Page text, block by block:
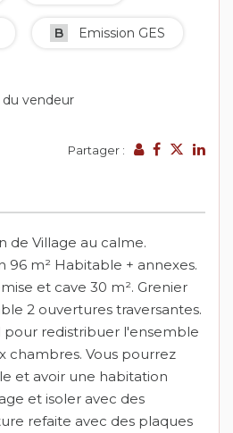
B Emission GES
du vendeur
Partager :
de Village au calme.
96 m² Habitable + annexes.
et cave 30 m². Grenier
2 ouvertures traversantes.
pour redistribuer l'ensemble
chambres. Vous pourrez
et avoir une habitation
et isoler avec des
refaite avec des plaques